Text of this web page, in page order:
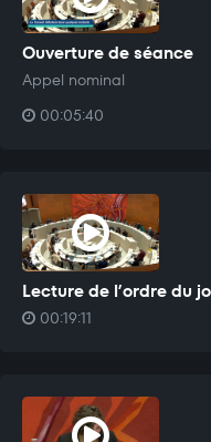
Ouverture de séance
Appel nominal
00:05:40
Lecture de l’ordre du
00:19:11